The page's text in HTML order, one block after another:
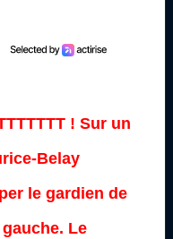
! Sur un
Belay
le gardien de
Le